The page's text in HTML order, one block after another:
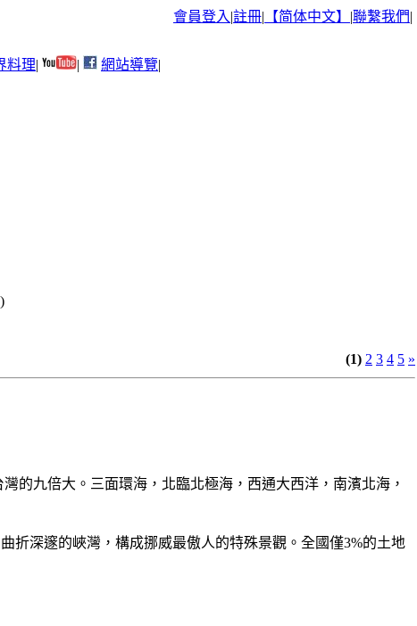
會員登入 |註冊| 【简体中文】 |聯繫我們|
料理| | 網站導覽|
)
(1) 2 3 4 5 »
的九倍大。三面環海，北臨北極海，西通大西洋，南濱北海，
折深邃的峽灣，構成挪威最傲人的特殊景觀。全國僅3%的土地